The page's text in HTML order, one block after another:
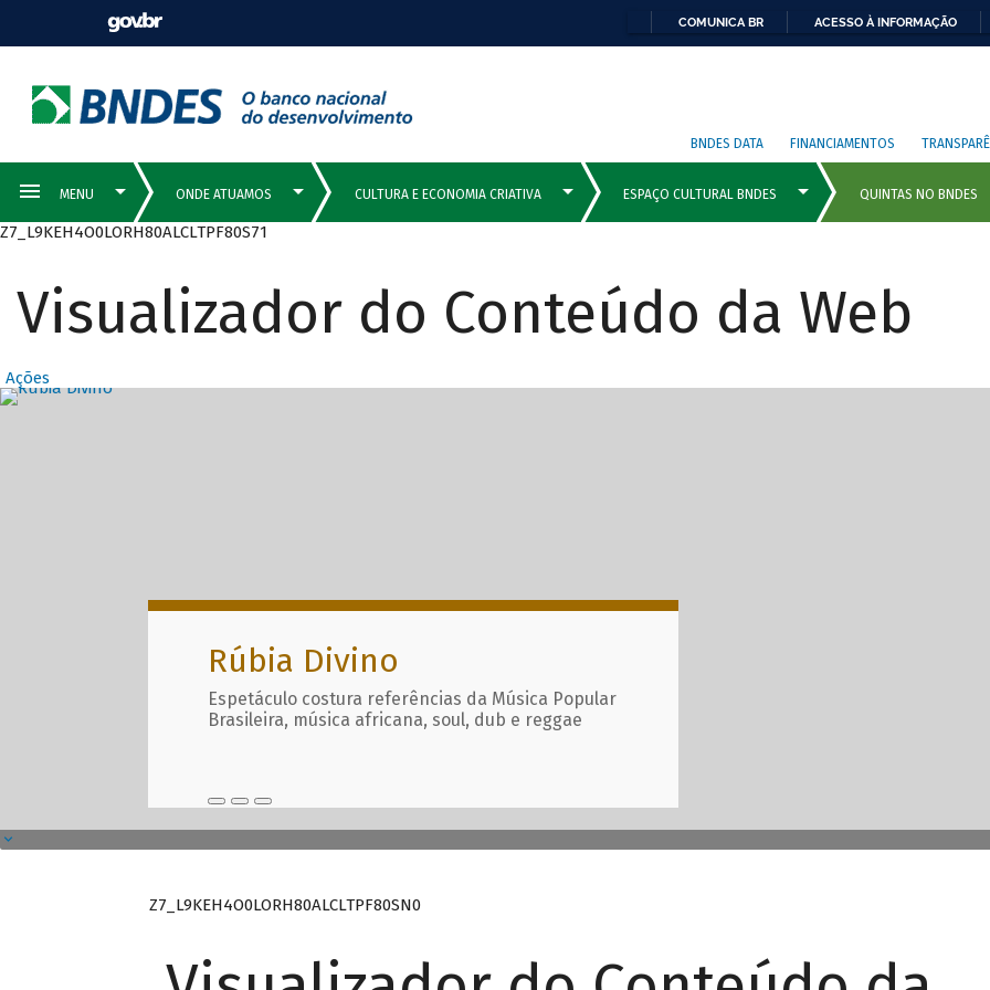
COMUNICA BR ACESSO À INFORMAÇÃO
BNDES DATA FINANCIAMENTOS
Z7_L9KEH4O0LORH80ALCLTPF80S71
Visualizador do Conteúdo da Web
Ações
Destaques Principais com
Rúbia Divino
Espetáculo costura referências da Música Popular
Brasileira, música africana, soul, dub e reggae
Z7_L9KEH4O0LORH80ALCLTPF80SN0